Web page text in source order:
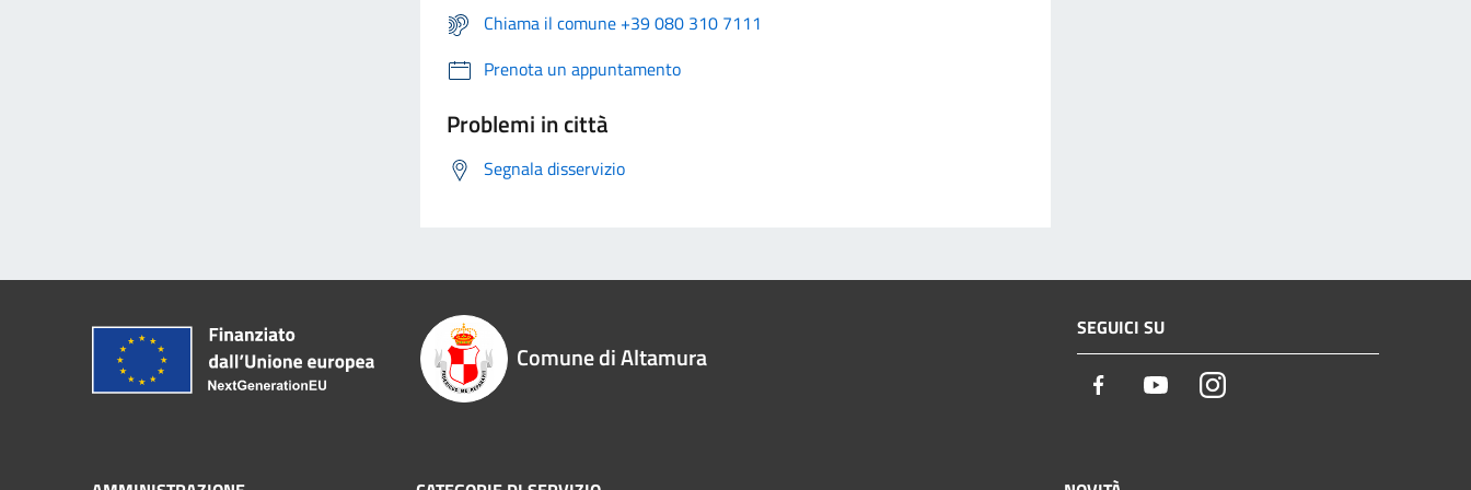
Chiama il comune +39 080 310 7111
Prenota un appuntamento
Problemi in città
Segnala disservizio
Comune di Altamura
SEGUICI SU
Facebook YoutubeInstagram